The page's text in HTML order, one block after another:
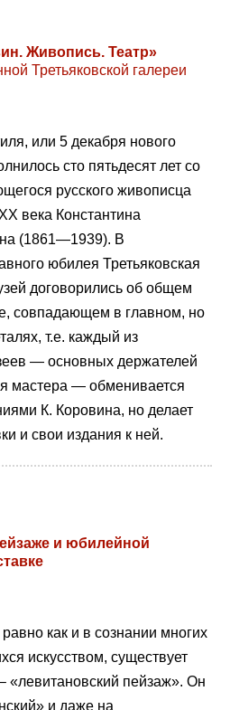
Живопись. Театр»
Третьяковской галереи
или 5 декабря нового
сто пятьдесят лет со
русского живописца
века Константина
(1861—1939). В
юбилея Третьяковская
договорились об общем
совпадающем в главном, но
т.е. каждый из
— основных держателей
мастера — обменивается
К. Коровина, но делает
и свои издания к ней.
и юбилейной
как и в сознании многих
искусством, существует
«левитановский пейзаж». Он
и даже на